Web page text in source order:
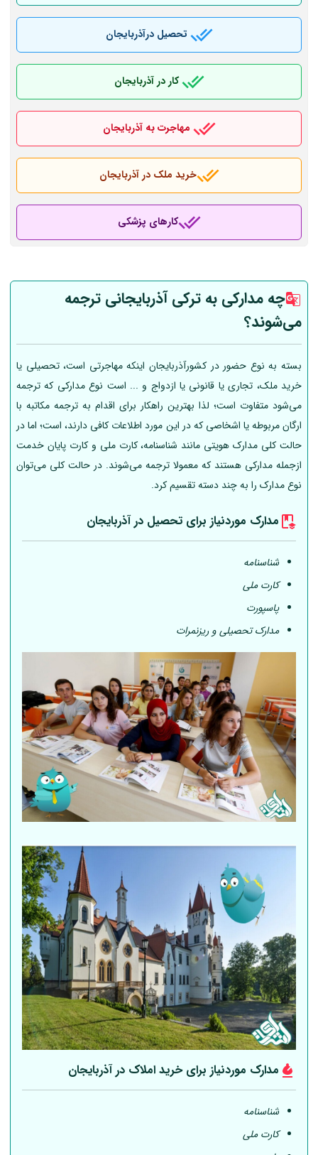
تحصیل درآذربایجان
کار در آذربایجان
مهاجرت به آذربایجان
خرید ملک در آذربایجان
کارهای پزشکی
چه مدارکی به ترکی آذربایجانی ترجمه
می‌شوند؟
بسته به نوع حضور در کشورآذربایجان اینکه مهاجرتی است، تحصیلی یا
خرید ملک، تجاری یا قانونی یا ازدواج و ... است نوع مدارکی که ترجمه
می‌شود متفاوت است؛ لذا بهترین راهکار برای اقدام به ترجمه مکاتبه با
ارگان مربوطه یا اشخاصی که در این مورد اطلاعات کافی دارند، است؛ اما در
حالت کلی مدارک هویتی مانند شناسنامه، کارت ملی و کارت پایان خدمت
ازجمله مدارکی هستند که معمولا ترجمه می‌شوند. در حالت کلی می‌توان
نوع مدارک را به چند دسته تقسیم کرد.
مدارک موردنیاز برای تحصیل در آذربایجان
شناسنامه
کارت ملی
پاسپورت
مدارک تحصیلی و ریزنمرات
مدارک موردنیاز برای خرید املاک در آذربایجان
شناسنامه
کارت ملی